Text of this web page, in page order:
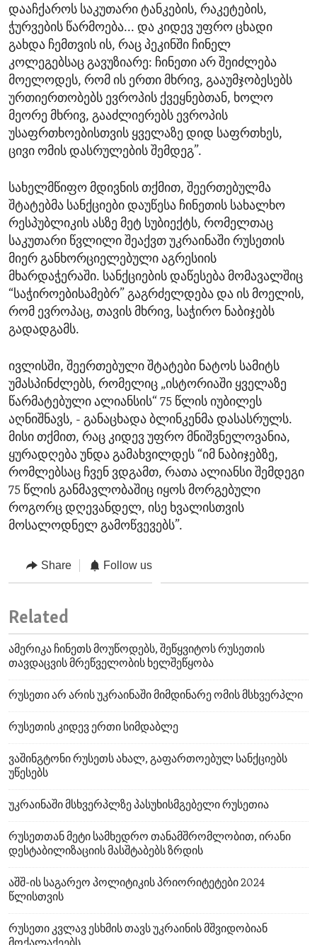
დააჩქაროს საკუთარი ტანკების, რაკეტების,
ჭურვების წარმოება... და კიდევ უფრო ცხადი
გახდა ჩემთვის ის, რაც პეკინში ჩინელ
კოლეგებსაც გავუზიარე: ჩინეთი არ შეიძლება
მოელოდეს, რომ ის ერთი მხრივ, გააუმჯობესებს
ურთიერთობებს ევროპის ქვეყნებთან, ხოლო
მეორე მხრივ, გააძლიერებს ევროპის
უსაფრთხოებისთვის ყველაზე დიდ საფრთხეს,
ცივი ომის დასრულების შემდეგ”.
სახელმწიფო მდივნის თქმით, შეერთებულმა
შტატებმა სანქციები დაუწესა ჩინეთის სახალხო
რესპუბლიკის ასზე მეტ სუბიექტს, რომელთაც
საკუთარი წვლილი შეაქვთ უკრაინაში რუსეთის
მიერ განხორციელებული აგრესიის
მხარდაჭერაში. სანქციების დაწესება მომავალშიც
“საჭიროებისამებრ” გაგრძელდება და ის მოელის,
რომ ევროპაც, თავის მხრივ, საჭირო ნაბიჯებს
გადადგამს.
ივლისში, შეერთებული შტატები ნატოს სამიტს
უმასპინძლებს, რომელიც „ისტორიაში ყველაზე
წარმატებული ალიანსის“ 75 წლის იუბილეს
აღნიშნავს, - განაცხადა ბლინკენმა დასასრულს.
მისი თქმით, რაც კიდევ უფრო მნიშვნელოვანია,
ყურადღება უნდა გამახვილდეს “იმ ნაბიჯებზე,
რომლებსაც ჩვენ ვდგამთ, რათა ალიანსი შემდეგი
75 წლის განმავლობაშიც იყოს მორგებული
როგორც დღევანდელ, ისე ხვალისთვის
მოსალოდნელ გამოწვევებს”.
Share Follow us
Related
ამერიკა ჩინეთს მოუწოდებს, შეწყვიტოს რუსეთის
თავდაცვის მრეწველობის ხელშეწყობა
რუსეთი არ არის უკრაინაში მიმდინარე ომის მსხვერპლი
რუსეთის კიდევ ერთი სიმდაბლე
ვაშინგტონი რუსეთს ახალ, გაფართოებულ სანქციებს
უწესებს
უკრაინაში მსხვერპლზე პასუხისმგებელი რუსეთია
რუსეთთან მეტი სამხედრო თანამშრომლობით, ირანი
დესტაბილიზაციის მასშტაბებს ზრდის
აშშ-ის საგარეო პოლიტიკის პრიორიტეტები 2024
წლისთვის
რუსეთი კვლავ ესხმის თავს უკრაინის მშვიდობიან